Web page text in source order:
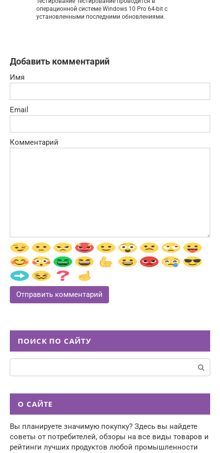
операционной системе Windows 10 Pro 64-bit с
установленными последними обновлениями.
Добавить комментарий
Имя
Email
Комментарий
ПОИСК ПО САЙТУ
О САЙТЕ
Вы планируете значимую покупку? Здесь вы найдете
советы от потребителей, обзоры на все виды товаров и
рейтинги лучших продуктов любой промышленности